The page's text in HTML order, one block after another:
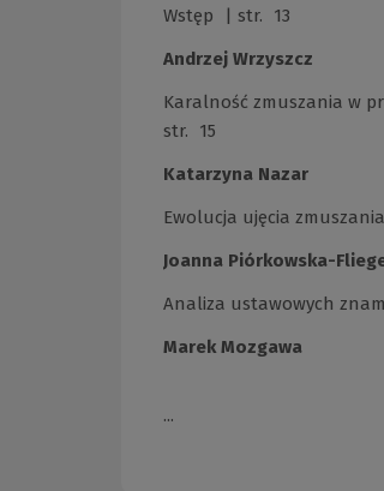
Wstęp | str. 13
Andrzej Wrzyszcz
Karalność zmuszania w
str. 15
Katarzyna Nazar
Ewolucja ujęcia
Joanna Piórkowska-
Analiza ustawowych
Marek Mozgawa
...